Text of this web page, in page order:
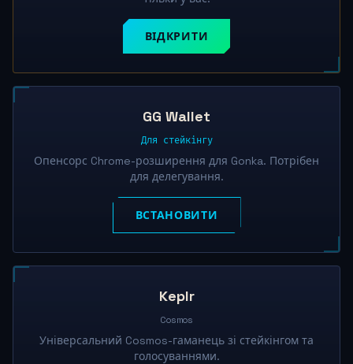
ВІДКРИТИ
GG Wallet
Для стейкінгу
Опенсорс Chrome-розширення для Gonka. Потрібен
для делегування.
ВСТАНОВИТИ
Keplr
Cosmos
Універсальний Cosmos-гаманець зі стейкінгом та
голосуваннями.